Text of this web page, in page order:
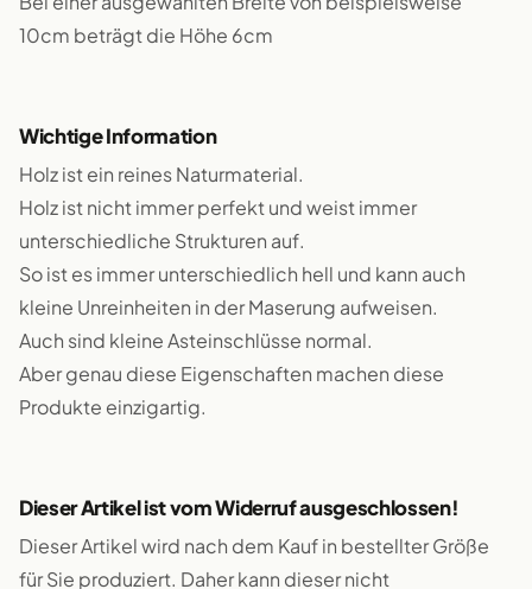
10cm beträgt die Höhe 6cm
Wichtige Information
Holz ist ein reines Naturmaterial.
Holz ist nicht immer perfekt und weist immer
unterschiedliche Strukturen auf.
So ist es immer unterschiedlich hell und kann auch
kleine Unreinheiten in der Maserung aufweisen.
Auch sind kleine Asteinschlüsse normal.
Aber genau diese Eigenschaften machen diese
Produkte einzigartig.
Dieser Artikel ist vom Widerruf ausgeschlossen!
Dieser Artikel wird nach dem Kauf in bestellter Größe
für Sie produziert. Daher kann dieser nicht